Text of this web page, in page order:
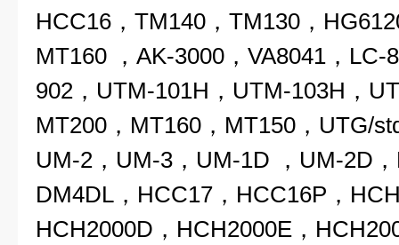
HCC16，TM140，TM130，
MT160 ，AK-3000，VA8041，LC-
902，UTM-101H，UTM-103H，
MT200，MT160，MT150，UTG/
UM-2，UM-3，UM-1D ，UM-2D
DM4DL，HCC17，HCC16P，
HCH2000D，HCH2000E，